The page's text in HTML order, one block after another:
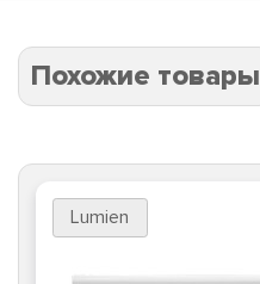
Похожие товары
Lumien